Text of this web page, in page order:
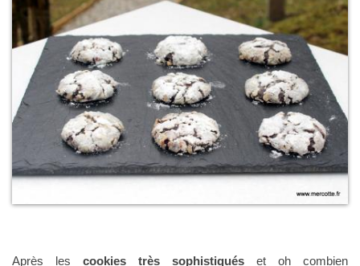
Après les cookies très sophistiqués et oh combien